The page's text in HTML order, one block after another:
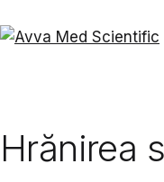
la
Hrănirea